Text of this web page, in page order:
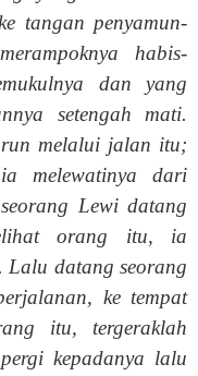
tangan penyamun-
habis-
dan yang
setengah mati.
melalui jalan itu;
melewatinya dari
Lewi datang
orang itu, ia
Lalu datang seorang
ke tempat
itu, tergeraklah
kepadanya lalu